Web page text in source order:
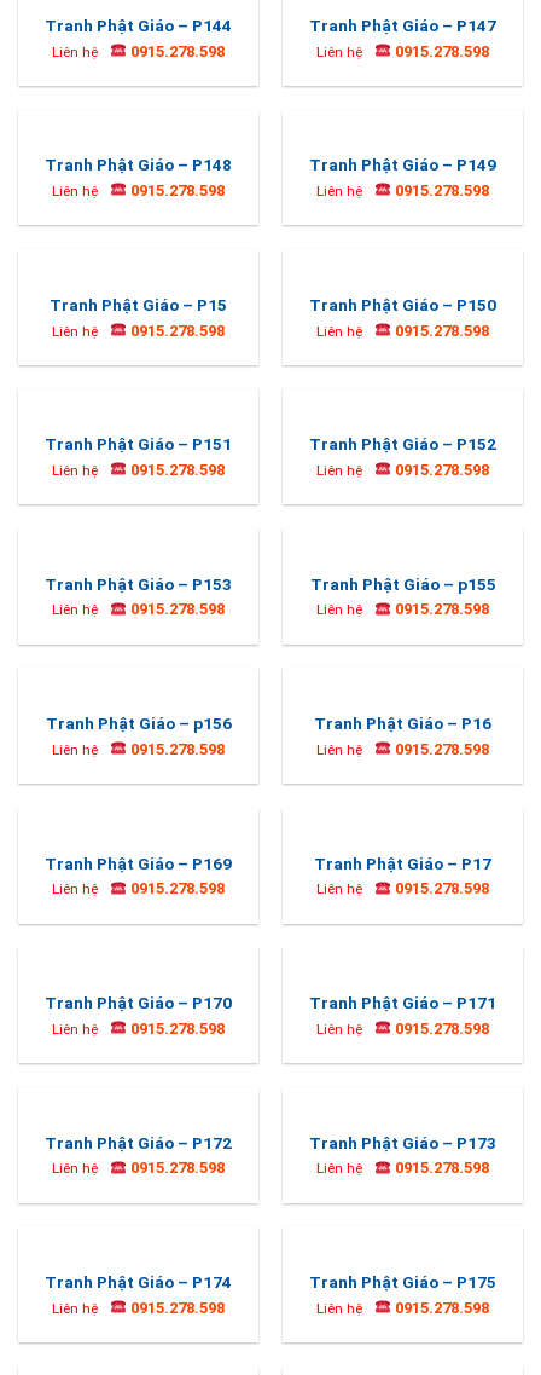
Tranh Phật Giáo – P144
Liên hệ 0915.278.598
Tranh Phật Giáo – P147
Liên hệ 0915.278.598
Tranh Phật Giáo – P148
Liên hệ 0915.278.598
Tranh Phật Giáo – P149
Liên hệ 0915.278.598
Tranh Phật Giáo – P15
Liên hệ 0915.278.598
Tranh Phật Giáo – P150
Liên hệ 0915.278.598
Tranh Phật Giáo – P151
Liên hệ 0915.278.598
Tranh Phật Giáo – P152
Liên hệ 0915.278.598
Tranh Phật Giáo – P153
Liên hệ 0915.278.598
Tranh Phật Giáo – p155
Liên hệ 0915.278.598
Tranh Phật Giáo – p156
Liên hệ 0915.278.598
Tranh Phật Giáo – P16
Liên hệ 0915.278.598
Tranh Phật Giáo – P169
Liên hệ 0915.278.598
Tranh Phật Giáo – P17
Liên hệ 0915.278.598
Tranh Phật Giáo – P170
Liên hệ 0915.278.598
Tranh Phật Giáo – P171
Liên hệ 0915.278.598
Tranh Phật Giáo – P172
Liên hệ 0915.278.598
Tranh Phật Giáo – P173
Liên hệ 0915.278.598
Tranh Phật Giáo – P174
Liên hệ 0915.278.598
Tranh Phật Giáo – P175
Liên hệ 0915.278.598